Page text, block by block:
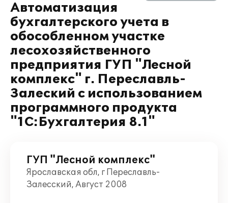
Автоматизация
бухгалтерского учета в
обособленном участке
лесохозяйственного
предприятия ГУП "Лесной
комплекс" г. Переславль-
Залеский с использованием
программного продукта
"1С:Бухгалтерия 8.1"
ГУП "Лесной комплекс"
Ярославская обл, г Переславль-
Залесский, Август 2008